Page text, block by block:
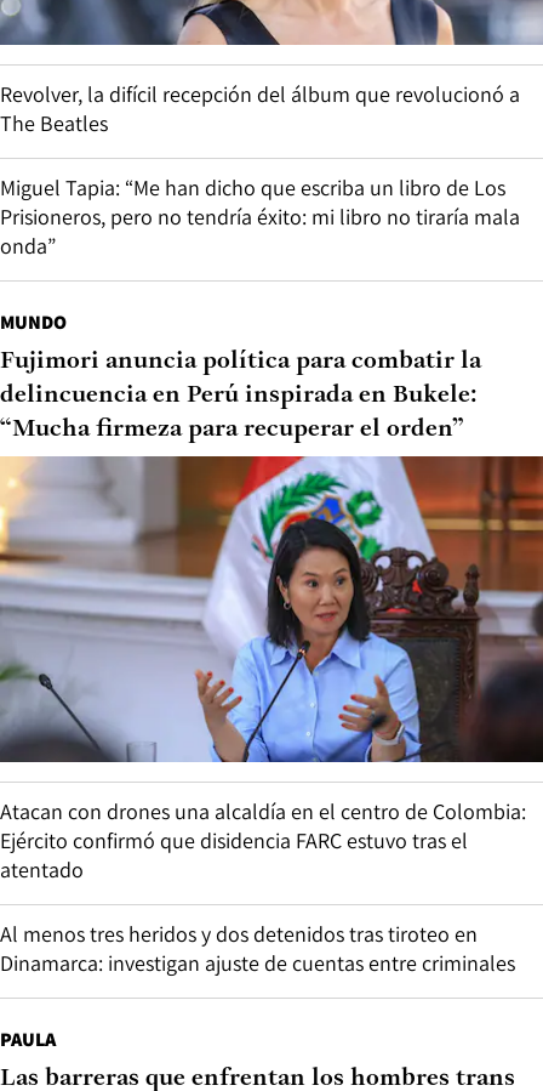
Revolver, la difícil recepción del álbum que revolucionó a
The Beatles
Miguel Tapia: “Me han dicho que escriba un libro de Los
Prisioneros, pero no tendría éxito: mi libro no tiraría mala
onda”
MUNDO
Fujimori anuncia política para combatir la
delincuencia en Perú inspirada en Bukele:
“Mucha firmeza para recuperar el orden”
Atacan con drones una alcaldía en el centro de Colombia:
Ejército confirmó que disidencia FARC estuvo tras el
atentado
Al menos tres heridos y dos detenidos tras tiroteo en
Dinamarca: investigan ajuste de cuentas entre criminales
PAULA
Las barreras que enfrentan los hombres trans